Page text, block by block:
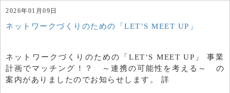
2026年01月09日
ネットワークづくりのための「LET’S MEET UP」
ネットワークづくりのための「LET’S MEET UP」 事業
計画でマッチング！？ ～連携の可能性を考える～ の
案内がありましたのでお知らせします。 詳